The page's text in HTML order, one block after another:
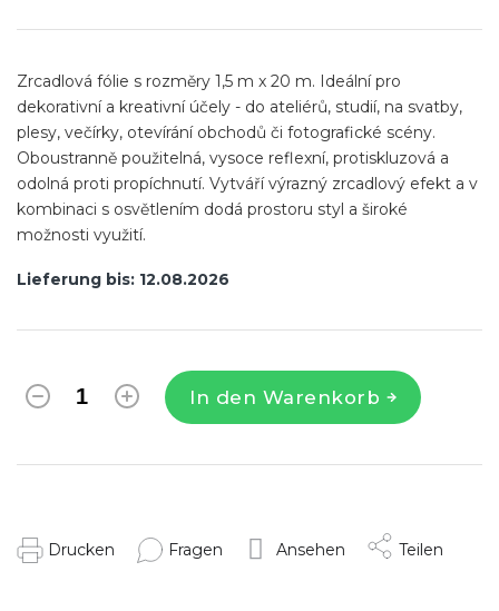
Lieferung bis: 12.08.2026
In den Warenkorb
Zrcadlová fólie s rozměry 1,5 m x 20 m. Ideální pro
dekorativní a kreativní účely - do ateliérů, studií, na svatby,
plesy, večírky, otevírání obchodů či fotografické scény.
Oboustranně použitelná, vysoce reflexní, protiskluzová a
odolná proti propíchnutí. Vytváří výrazný zrcadlový efekt a v
kombinaci s osvětlením dodá prostoru styl a široké
možnosti využití.
Drucken Fragen Ansehen Teilen